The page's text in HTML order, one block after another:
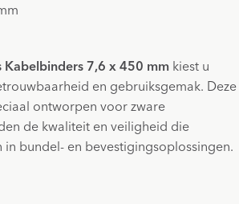
Kabelbinders 7,6 x 450 mm kiest u
en gebruiksgemak. Deze
ontworpen voor zware
de kwaliteit en veiligheid die
in bundel- en bevestigingsoplossingen.